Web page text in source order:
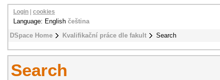
DSpace Home Kvalifikační práce dle fakult Search
Login cookies
Language: English čeština
Search